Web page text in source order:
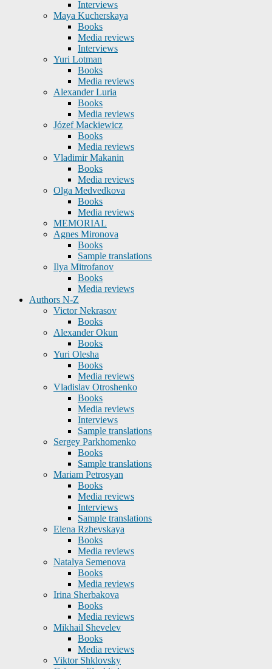
Interviews
Maya Kucherskaya
Books
Media reviews
Interviews
Yuri Lotman
Books
Media reviews
Alexander Luria
Books
Media reviews
Józef Mackiewicz
Books
Media reviews
Vladimir Makanin
Books
Media reviews
Olga Medvedkova
Books
Media reviews
MEMORIAL
Agnes Mironova
Books
Sample translations
Ilya Mitrofanov
Books
Media reviews
Authors N-Z
Victor Nekrasov
Books
Alexander Okun
Books
Yuri Olesha
Books
Media reviews
Vladislav Otroshenko
Books
Media reviews
Interviews
Sample translations
Sergey Parkhomenko
Books
Sample translations
Mariam Petrosyan
Books
Media reviews
Interviews
Sample translations
Elena Rzhevskaya
Books
Media reviews
Natalya Semenova
Books
Media reviews
Irina Sherbakova
Books
Media reviews
Mikhail Shevelev
Books
Media reviews
Viktor Shklovsky